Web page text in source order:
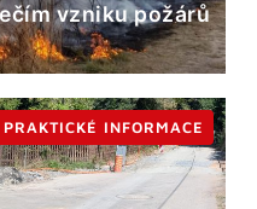
vzniku požárů
PRAKTICKÉ INFORMACE